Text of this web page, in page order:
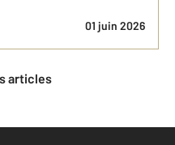
01 juin 2026
articles